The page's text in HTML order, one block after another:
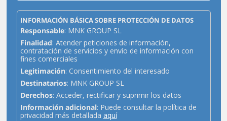
INFORMACIÓN BÁSICA SOBRE PROTECCIÓN DE DATOS
Responsable: MNK GROUP SL
Finalidad: Atender peticiones de información,
contratación de servicios y envío de información con
fines comerciales
Legitimación: Consentimiento del interesado
Destinatarios: MNK GROUP SL
Derechos: Acceder, rectificar y suprimir los datos
Información adicional: Puede consultar la política de
privacidad más detallada aquí